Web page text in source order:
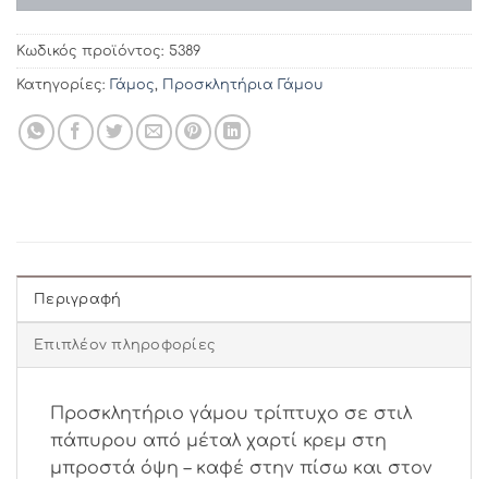
Κωδικός προϊόντος: 5389
Κατηγορίες: Γάμος, Προσκλητήρια Γάμου
Περιγραφή
Επιπλέον πληροφορίες
Προσκλητήριο γάμου τρίπτυχο σε στιλ
πάπυρου από μέταλ χαρτί κρεμ στη
μπροστά όψη – καφέ στην πίσω και στον